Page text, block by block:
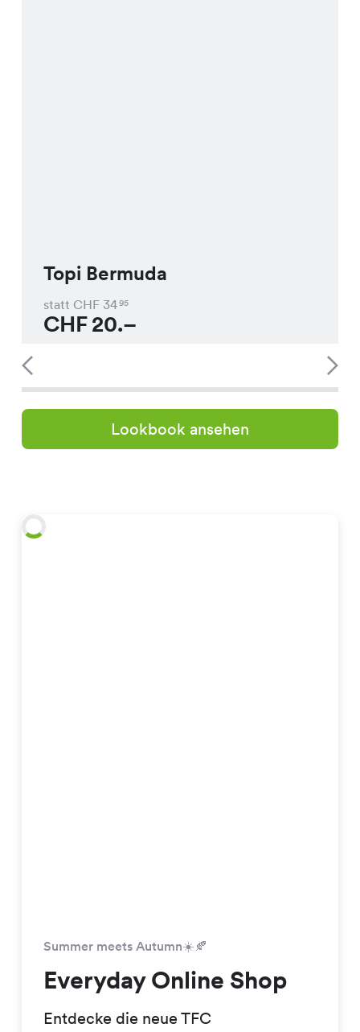
Topi Bermuda
statt CHF 3495
CHF20.–
Lookbook ansehen
Summer meets Autumn☀️🍂
Everyday Online Shop
Entdecke die neue TFC